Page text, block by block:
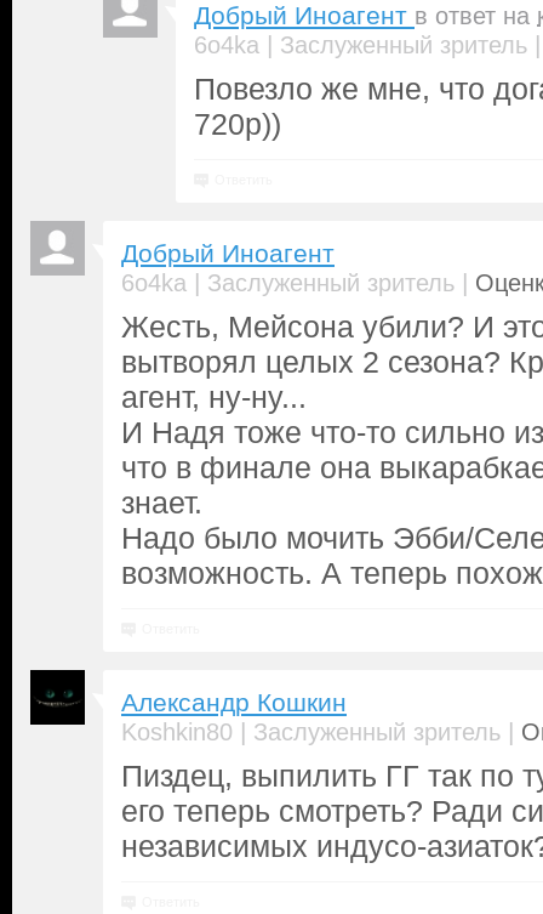
Добрый Иноагент в ответ на
6o4ka | Заслуженный зритель
Повезло же мне, что
720р))
Добрый Иноагент
6o4ka | Заслуженный зритель |
Жесть, Мейсона убили? И
вытворял целых 2 сезона?
агент, ну-ну...
И Надя тоже что-то сильно
что в финале она
знает.
Надо было мочить Эбби/
возможность. А теперь
Александр Кошкин
Koshkin80 | Заслуженный зритель |
Пиздец, выпилить ГГ так по
его теперь смотреть? Ради
независимых индусо-